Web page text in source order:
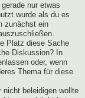
nur etwas
wurde als du es
zunächst ein
Platz diese Sache
Diskussion? In
oder, wenn
Thema für diese
nicht beleidigen wollte